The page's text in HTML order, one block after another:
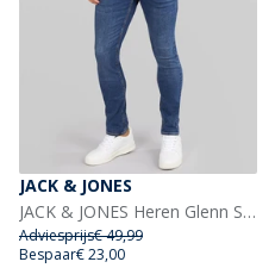
JACK & JONES
JACK & JONES Heren Glenn SQ 327 Slim Fit Jeans Blauw
Adviesprijs€ 49,99
Bespaar€ 23,00